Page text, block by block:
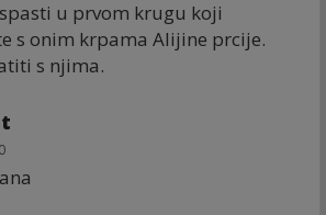
u prvom krugu koji
s onim krpama Alijine prcije.
s njima.